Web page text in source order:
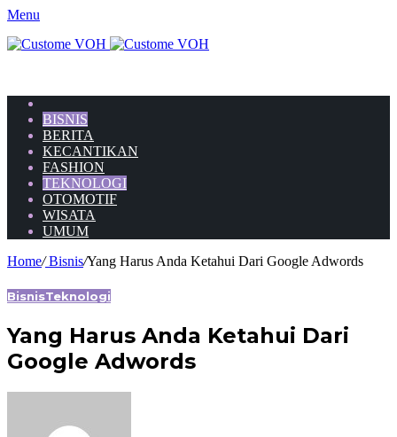
Menu
BISNIS
BERITA
KECANTIKAN
FASHION
TEKNOLOGI
OTOMOTIF
WISATA
UMUM
Home/Bisnis/Yang Harus Anda Ketahui Dari Google Adwords
BisnisTeknologi
Yang Harus Anda Ketahui Dari
Google Adwords